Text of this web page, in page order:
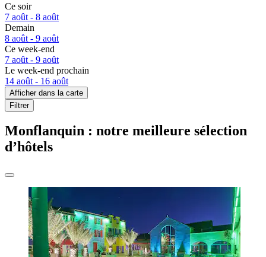
Ce soir
7 août - 8 août
Demain
8 août - 9 août
Ce week-end
7 août - 9 août
Le week-end prochain
14 août - 16 août
Afficher dans la carte
Filtrer
Monflanquin : notre meilleure sélection
d’hôtels